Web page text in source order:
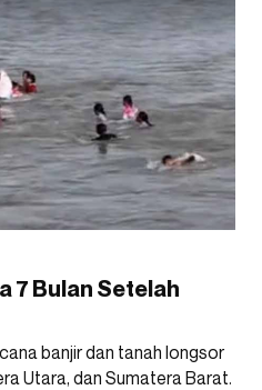
7 Bulan Setelah
banjir dan tanah longsor
Utara, dan Sumatera Barat.